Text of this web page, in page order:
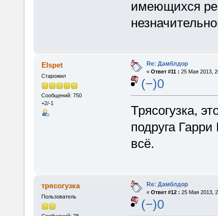
имеющихся
Elspet
Старожил
Сообщений: 750
+2/-1
Re: Дамблдор
« Ответ #11 : 25 Мая 2013,
(−)0
Трясогузка,
подруга
всё.
трясогузка
Пользователь
Re: Дамблдор
« Ответ #12 : 25 Мая 2013,
(−)0